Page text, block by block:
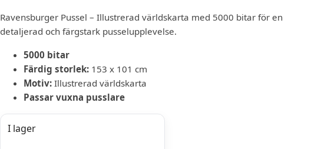
Ravensburger Pussel – Illustrerad världskarta med 5000 bitar för en
detaljerad och färgstark pusselupplevelse.
5000 bitar
Färdig storlek: 153 x 101 cm
Motiv: Illustrerad världskarta
Passar vuxna pusslare
I lager